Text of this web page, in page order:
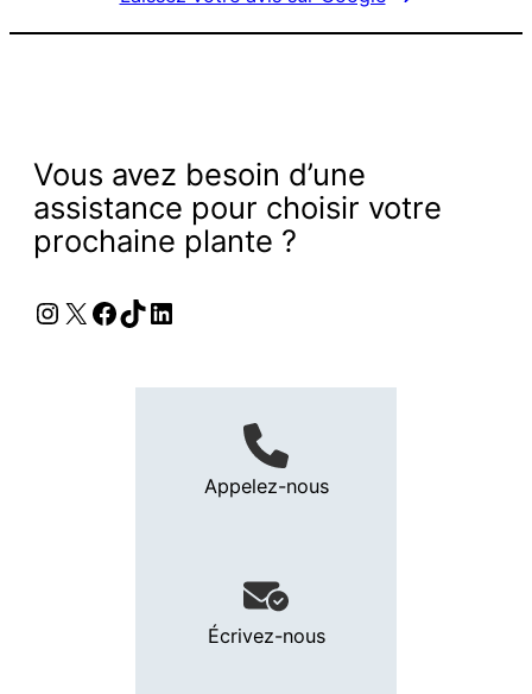
Vous avez besoin d’une
assistance pour choisir votre
prochaine plante ?
Instagram
X Facebook
TikTok
LinkedIn
Appelez-nous
Écrivez-nous